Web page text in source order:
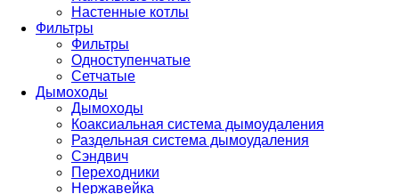
Настенные котлы
Фильтры
Фильтры
Одноступенчатые
Сетчатые
Дымоходы
Дымоходы
Коаксиальная система дымоудаления
Раздельная система дымоудаления
Сэндвич
Переходники
Нержавейка